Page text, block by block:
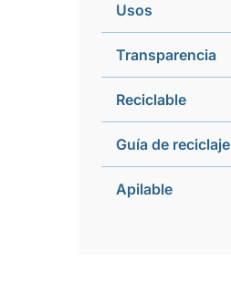
Usos
Transparencia
Reciclable
Guía de reciclaje
Apilable